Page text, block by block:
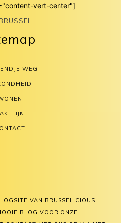
vert-center"]
WEG
VAN BRUSSELICIOUS.
BLOG VOOR ONZE